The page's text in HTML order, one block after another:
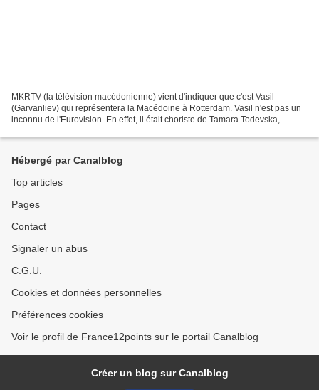
MKRTV (la télévision macédonienne) vient d'indiquer que c'est Vasil
(Garvanliev) qui représentera la Macédoine à Rotterdam. Vasil n'est pas un
inconnu de l'Eurovision. En effet, il était choriste de Tamara Todevska,
Hébergé par Canalblog
Top articles
Pages
Contact
Signaler un abus
C.G.U.
Cookies et données personnelles
Préférences cookies
Voir le profil de France12points sur le portail Canalblog
Créer un blog sur Canalblog